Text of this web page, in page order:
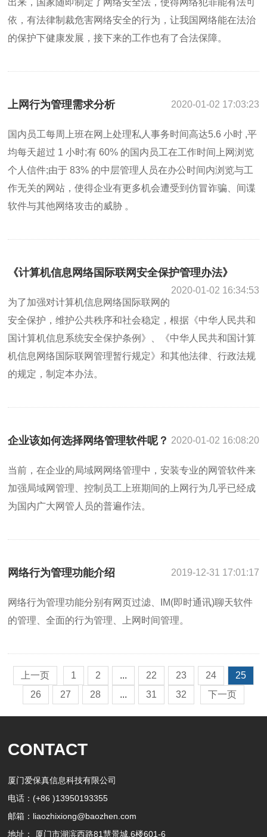
出来，国家随即制定了网络安全法，使得网络犯罪能有法可
依，有法律制裁危害网络安全的行为，让我国网络能在法治
的保护下健康发展，接下来的工作也有了合法保障。
上网行为管理需求分析 2020-01-02 17:03:23
国内员工每周上班在网上处理私人事务时间高达5.6 小时 ,平
均每天超过 1 小时;有 60% 的国内员工在工作时间上网浏览
个人信件;由于 83% 的中层管理人员在办公时间内浏览与工
作无关的网站，使得企业有更多机会遭受到仿冒诈骗、间谍
软件与其他网络攻击的威胁 。
《计算机信息网络国际联网安全保护管理办法》
2020-01-02 16:34:53
为了加强对计算机信息网络国际联网的
安全保护，维护公共秩序和社会稳定，根据《中华人民共和
国计算机信息系统安全保护条例》、《中华人民共和国计算
机信息网络国际联网管理暂行规定》和其他法律、行政法规
的规定，制定本办法。
企业该如何选择网络管理软件呢？ 2020-01-02 16:08:20
当前，在企业的局域网网络管理中，安装专业的网管软件来
加强局域网管理、控制员工上班期间的上网行为几乎已经成
为国内广大网管人员的普遍作法。
网络行为管理功能介绍 2019-12-31 17:01:17
网络行为管理功能分别有网页过滤、IM(即时通讯)聊天软件
的管理、全面的行为管理、上网时间管理。
上一页 1 2 ... 22 23 24
25
26
27 28 ... 31 32 下一页
CONTACT
厦门爱保真信息科技有限公司
电话：(+86 )13950193355
邮箱：liaozhixiong@baozhen.com
地址： 厦门市湖滨西路81慧景城,6楼601-6